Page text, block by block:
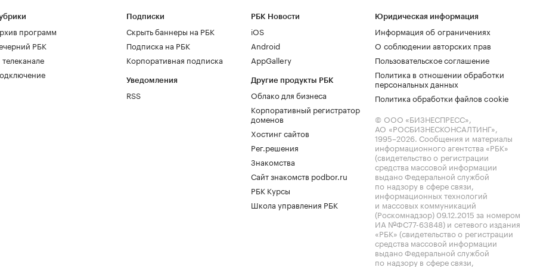
программ
РБК
Подписки
Скрыть баннеры на РБК
Подписка на РБК
Корпоративная подписка
Уведомления
RSS
РБК Новости
iOS
Android
AppGallery
Другие продукты РБК
Облако для бизнеса
Корпоративный регистратор
доменов
Хостинг сайтов
Рег.решения
Знакомства
Сайт знакомств podbor.ru
РБК Курсы
Школа управления РБК
Юридическая информация
Информация об ограничениях
О соблюдении авторских прав
Пользовательское соглашение
Политика в отношении обработки
персональных данных
Политика обработки файлов cookie
© ООО «БИЗНЕСПРЕСС»,
АО «РОСБИЗНЕСКОНСАЛТИНГ»,
1995–2026. Сообщения и материалы
информационного агентства «РБК»
(свидетельство о регистрации
средства массовой информации
выдано Федеральной службой
по надзору в сфере связи,
информационных технологий
и массовых коммуникаций
(Роскомнадзор) 09.12.2015 за номером
ИА №ФС77-63848) и сетевого издания
«РБК» (свидетельство о регистрации
средства массовой информации
выдано Федеральной службой
по надзору в сфере связи,